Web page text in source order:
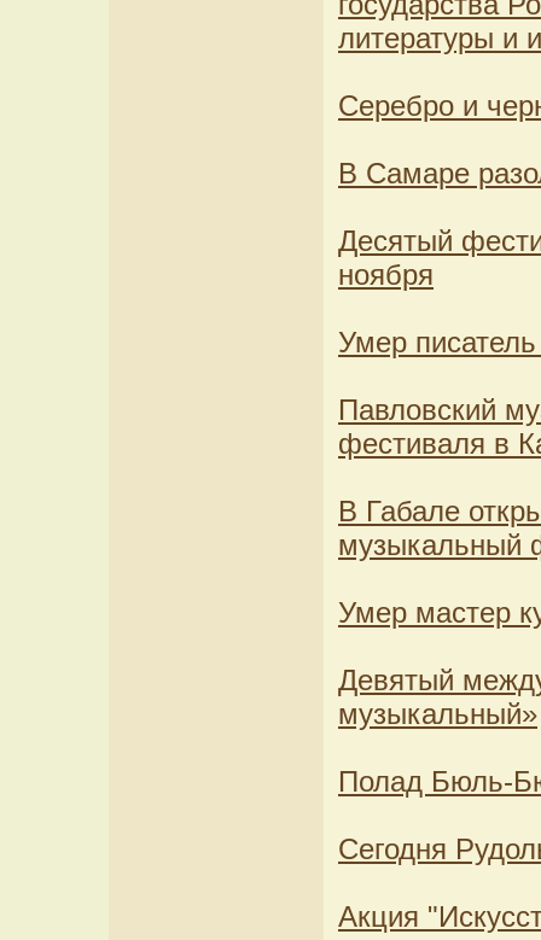
литературы и
Серебро и
В Самаре
Десятый
ноября
Умер
Павловский
фестиваля в
В Габале
музыкальный
Умер мастер
Девятый
музыкальный»
Полад Бюль-
Сегодня
Акция